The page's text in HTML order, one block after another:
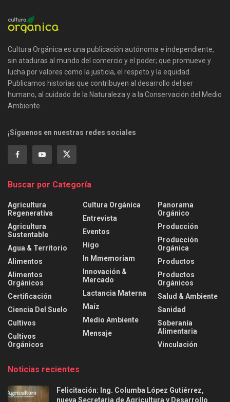
Cultura Orgánica es una publicación autónoma e independiente,
sin ataduras al mundo del comercio y el poder; que promueve y
lucha por valores como la justicia, el respeto y la equidad.
Publicamos historias que contribuyen al desarrollo del ser
humano, al cuidado de la Naturaleza y a la Conservación del Medio
Ambiente.
¡Síguenos en nuestras redes sociales
Buscar por Categoría
Agricultura
Regenerativa
Agricultura
Sustentable
Agua & Territorio
Alimentos
Alimentos
Orgánicos
Certificación
Ciencia Del Suelo
Cultivos
Cultivos
Orgánicos
Cultura Orgánica
Entrevista
Eventos
Higo
In Mmemoriam
Innovación &
Mercado
Lactancia Materna
Maíz
Medio Ambiente
Mensaje
Panorama
Orgánico
Producción
Producción
Orgánica
Productos
Productos
Orgánicos
Salud & Ambiente
Sanidad
Soberanía
Alimentaria
Vinculación
Noticias recientes
Felicitación: Ing. Columba López Gutiérrez,
nueva Secretaria de Agricultura y Desarrollo